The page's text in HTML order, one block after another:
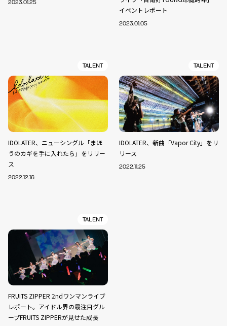
2023.01.25
イベントレポート
2023.01.05
TALENT
IDOLATER、ニューシングル「まほ
うのカギを手に入れたら」をリリー
ス
2022.12.16
TALENT
IDOLATER、新曲「Vapor City」をリ
リース
2022.11.25
TALENT
FRUITS ZIPPER 2ndワンマンライブ
レポート。アイドル界の最注目グル
ープFRUITS ZIPPERが見せた成長